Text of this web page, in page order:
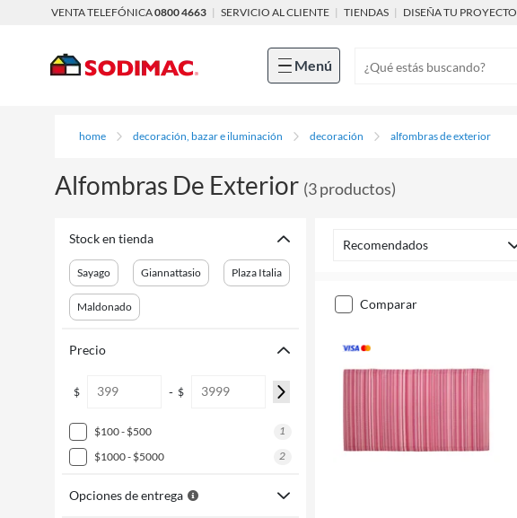
VENTA TELEFÓNICA0800 4663 | SERVICIO AL CLIENTE | TIENDAS | DISEÑA TU PROYECTO
Menú
home decoración, bazar e iluminación decoración alfombras de exterior
Alfombras De Exterior (3productos)
Stock en tienda
Sayago Giannattasio Plaza Italia
Maldonado
Precio
$ - $
$100 - $500
1
$1000 - $5000
2
Opciones de entrega
Recomendados
comparar